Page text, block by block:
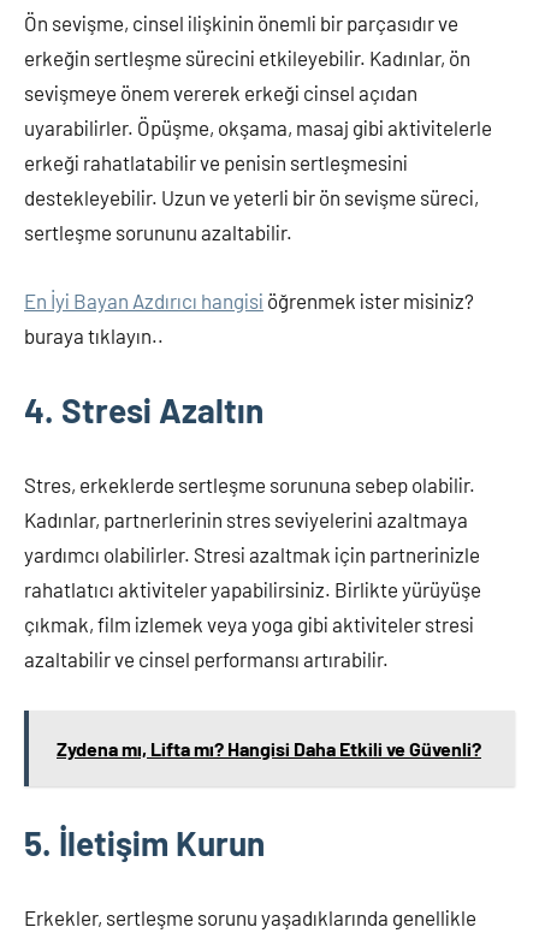
Ön sevişme, cinsel ilişkinin önemli bir parçasıdır ve
erkeğin sertleşme sürecini etkileyebilir. Kadınlar, ön
sevişmeye önem vererek erkeği cinsel açıdan
uyarabilirler. Öpüşme, okşama, masaj gibi aktivitelerle
erkeği rahatlatabilir ve penisin sertleşmesini
destekleyebilir. Uzun ve yeterli bir ön sevişme süreci,
sertleşme sorununu azaltabilir.
En İyi Bayan Azdırıcı hangisi öğrenmek ister misiniz?
buraya tıklayın..
4. Stresi Azaltın
Stres, erkeklerde sertleşme sorununa sebep olabilir.
Kadınlar, partnerlerinin stres seviyelerini azaltmaya
yardımcı olabilirler. Stresi azaltmak için partnerinizle
rahatlatıcı aktiviteler yapabilirsiniz. Birlikte yürüyüşe
çıkmak, film izlemek veya yoga gibi aktiviteler stresi
azaltabilir ve cinsel performansı artırabilir.
Zydena mı, Lifta mı? Hangisi Daha Etkili ve Güvenli?
5. İletişim Kurun
Erkekler, sertleşme sorunu yaşadıklarında genellikle